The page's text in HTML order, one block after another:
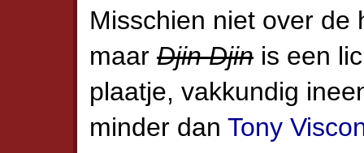
Misschien niet over de
maar Djin Djin is een
plaatje, vakkundig
minder dan Tony